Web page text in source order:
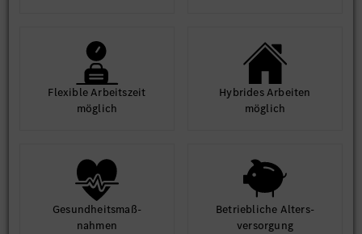
Flexible Arbeits­zeit
möglich
Hybrides Arbeiten
möglich
Gesund­heits­maß­
nahmen
Betrieb­liche Alters­
ver­sorgung